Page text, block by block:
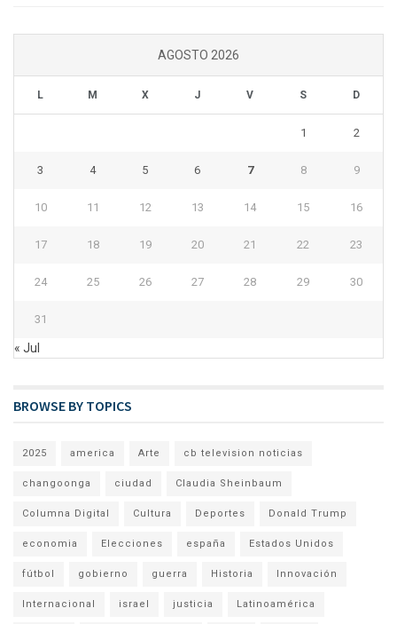
AGOSTO 2026
L M X J V S D
1 2
3 4 5 6 7 8 9
10 11 12 13 14 15 16
17 18 19 20 21 22 23
24 25 26 27 28 29 30
31
« Jul
BROWSE BY TOPICS
2025 america Arte cb television noticias
changoonga ciudad Claudia Sheinbaum
Columna Digital Cultura Deportes Donald Trump
economia Elecciones españa Estados Unidos
fútbol gobierno guerra Historia Innovación
Internacional israel justicia Latinoamérica